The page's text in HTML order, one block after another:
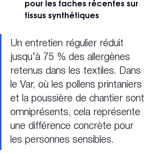
pour les taches récentes sur
tissus synthétiques
Un entretien régulier réduit
jusqu’à 75 % des allergènes
retenus dans les textiles. Dans
le Var, où les pollens printaniers
et la poussière de chantier sont
omniprésents, cela représente
une différence concrète pour
les personnes sensibles.